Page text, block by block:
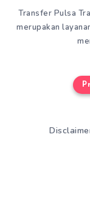
Transfer Pulsa
merupakan